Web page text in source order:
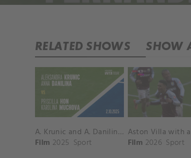
RELATED SHOWS SHOW
A. Krunic and A. Danilina vs. P. Hon and K. Muchova Match Highlights - BEIJING_Capital Group Diamond ( October 02, 2025)
Film 2025 Sport
Film 2026 Sport